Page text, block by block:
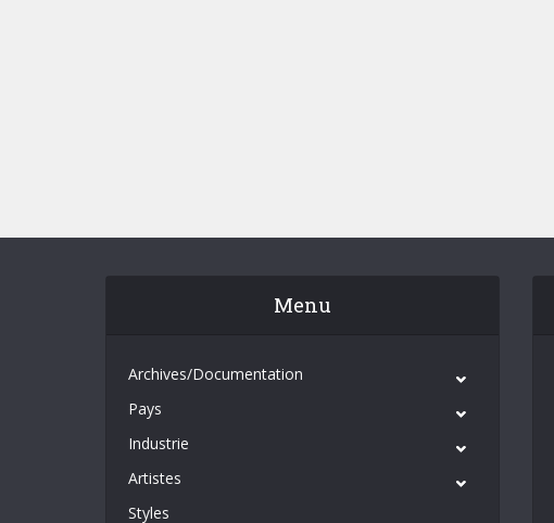
Menu
Archives/Documentation
Pays
Industrie
Artistes
Styles